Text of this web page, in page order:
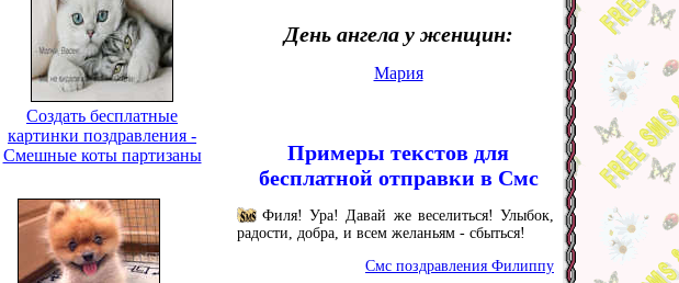
Создать бесплатные
картинки поздравления -
Смешные коты партизаны
День ангела у женщин:
Мария
Примеры текстов для
бесплатной отправки в Смс
Филя! Ура! Давай же веселиться! Улыбок,
радости, добра, и всем желаньям - сбыться!
Смс поздравления Филиппу